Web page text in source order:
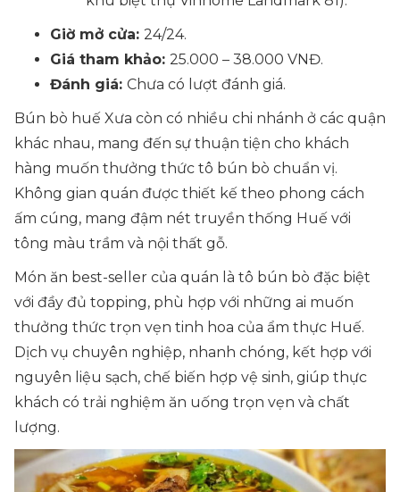
Giờ mở cửa: 24/24.
Giá tham khảo: 25.000 – 38.000 VNĐ.
Đánh giá: Chưa có lượt đánh giá.
Bún bò huế Xưa còn có nhiều chi nhánh ở các quận
khác nhau, mang đến sự thuận tiện cho khách
hàng muốn thưởng thức tô bún bò chuẩn vị.
Không gian quán được thiết kế theo phong cách
ấm cúng, mang đậm nét truyền thống Huế với
tông màu trầm và nội thất gỗ.
Món ăn best-seller của quán là tô bún bò đặc biệt
với đầy đủ topping, phù hợp với những ai muốn
thưởng thức trọn vẹn tinh hoa của ẩm thực Huế.
Dịch vụ chuyên nghiệp, nhanh chóng, kết hợp với
nguyên liệu sạch, chế biến hợp vệ sinh, giúp thực
khách có trải nghiệm ăn uống trọn vẹn và chất
lượng.